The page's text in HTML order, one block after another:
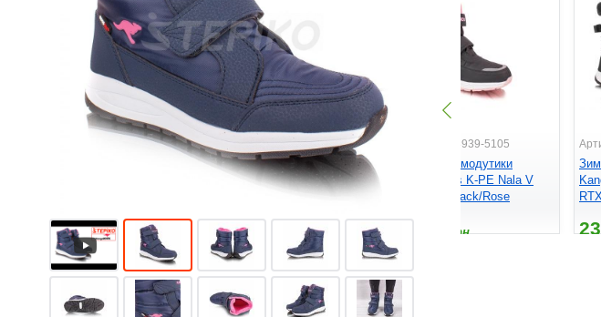
Артикул: 18804-2082
Зимові кросівки KangaRoos
K-CP Kalley II EV
Grey/Rose (сірий/рожевий)
1950
Артикул: 18939-5105
Зимові термодутики
KangaRoos K-PE Nala V
RTX Jet Black/Rose
грн.